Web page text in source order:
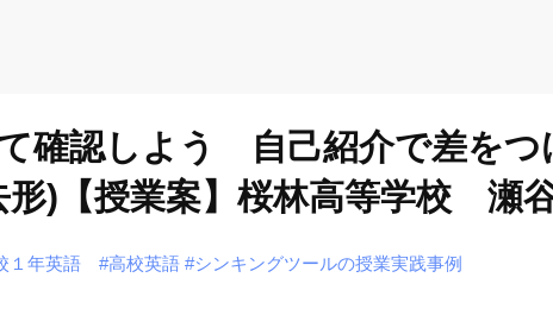
認しよう 自己紹介で差をつ
形)【授業案】桜林高等学校 瀬
１年英語 #高校英語 #シンキングツールの授業実践事例